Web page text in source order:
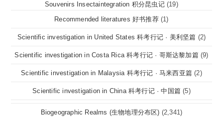
Souvenirs Insectaintegration 积分昆虫记 (19)
Recommended literatures 好书推荐 (1)
Scientific investigation in United States 科考行记 · 美利坚篇 (2)
Scientific investigation in Costa Rica 科考行记 · 哥斯达黎加篇 (9)
Scientific investigation in Malaysia 科考行记 · 马来西亚篇 (2)
Scientific investigation in China 科考行记 · 中国篇 (5)
Biogeographic Realms (生物地理分布区) (2,341)